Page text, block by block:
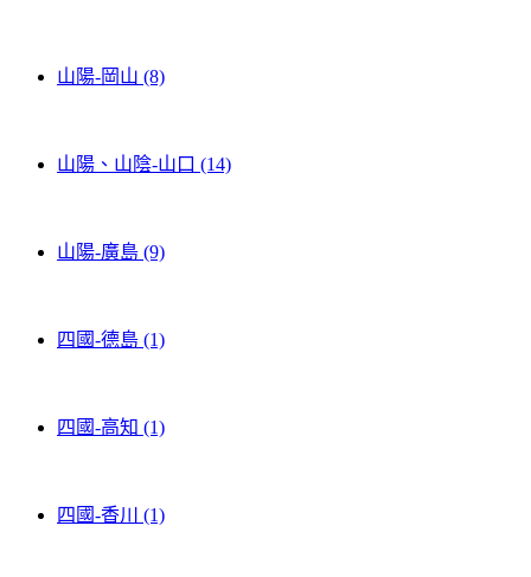
山陽-岡山 (8)
山陽、山陰-山口 (14)
山陽-廣島 (9)
四國-德島 (1)
四國-高知 (1)
四國-香川 (1)